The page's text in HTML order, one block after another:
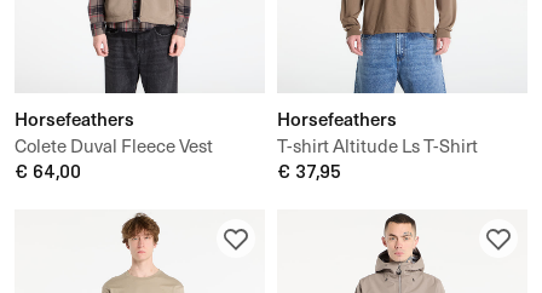
Horsefeathers
Colete Duval Fleece Vest
€ 64,00
Horsefeathers
T-shirt Altitude Ls T-Shirt
€ 37,95